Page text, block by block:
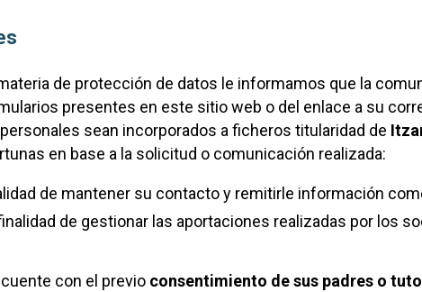
de protección de datos le informamos que la
presentes en este sitio web o del enlace a su
sean incorporados a ficheros titularidad de
en base a la solicitud o comunicación realizada:
de mantener su contacto y remitirle información
de gestionar las aportaciones realizadas por los
con el previo consentimiento de sus padres o